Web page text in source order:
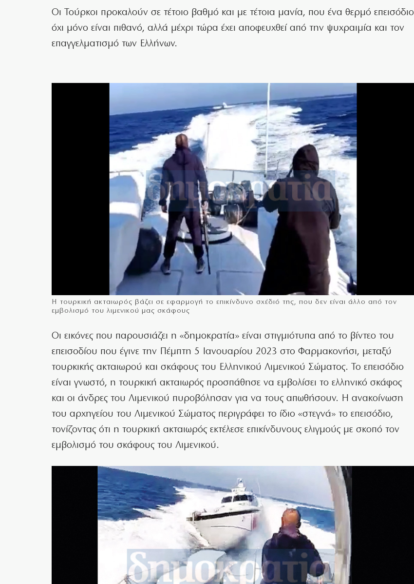
Οι Τούρκοι προκαλούν σε τέτοιο βαθμό και με τέτοια μανία, που ένα θερμό επεισόδιο
όχι μόνο είναι πιθανό, αλλά μέχρι τώρα έχει αποφευχθεί από την ψυχραιμία και τον
επαγγελματισμό των Ελλήνων.
Η τουρκική ακταιωρός βάζει σε εφαρμογή το επικίνδυνο σχέδιό της, που δεν είναι άλλο από τον
εμβολισμό του λιμενικού μας σκάφους
Οι εικόνες που παρουσιάζει η «δημοκρατία» είναι στιγμιότυπα από το βίντεο του
επεισοδίου που έγινε την Πέμπτη 5 Ιανουαρίου 2023 στο Φαρμακονήσι, μεταξύ
τουρκικής ακταιωρού και σκάφους του Ελληνικού Λιμενικού Σώματος. Το επεισόδιο
είναι γνωστό, η τουρκική ακταιωρός προσπάθησε να εμβολίσει το ελληνικό σκάφος
και οι άνδρες του Λιμενικού πυροβόλησαν για να τους απωθήσουν. Η ανακοίνωση
του αρχηγείου του Λιμενικού Σώματος περιγράφει το ίδιο «στεγνά» το επεισόδιο,
τονίζοντας ότι η τουρκική ακταιωρός εκτέλεσε επικίνδυνους ελιγμούς με σκοπό τον
εμβολισμό του σκάφους του Λιμενικού.